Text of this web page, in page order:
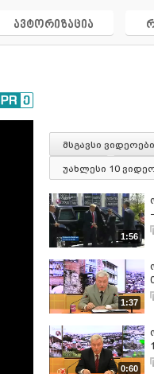
ავტორიზაცია
მსგავსი ვიდეოები
უახლესი 10
1:56
1:37
0:60